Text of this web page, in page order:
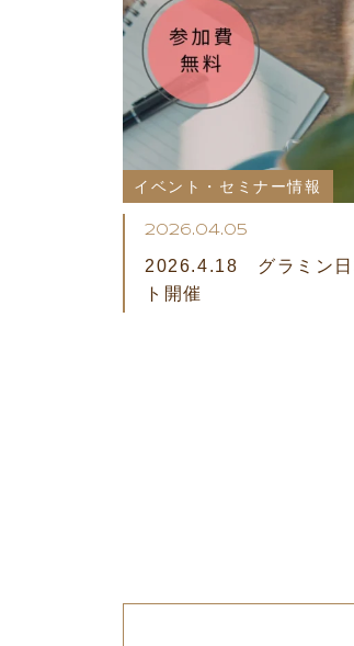
イベント・セミナー情報
2026.04.05
2026.4.18 グラミン日
ト開催